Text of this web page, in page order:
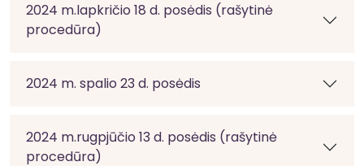
2024 m.lapkričio 18 d. posėdis (rašytinė
procedūra)
2024 m. spalio 23 d. posėdis
2024 m.rugpjūčio 13 d. posėdis (rašytinė
procedūra)